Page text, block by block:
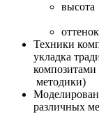
высота
оттенок
Техники
укладка
методики)
различных